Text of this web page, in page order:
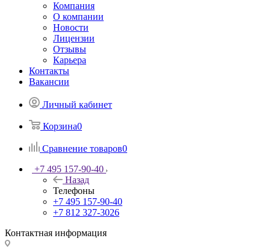
Компания
О компании
Новости
Лицензии
Отзывы
Карьера
Контакты
Вакансии
Личный кабинет
Корзина0
Сравнение товаров0
+7 495 157-90-40
Назад
Телефоны
+7 495 157-90-40
+7 812 327-3026
Контактная информация